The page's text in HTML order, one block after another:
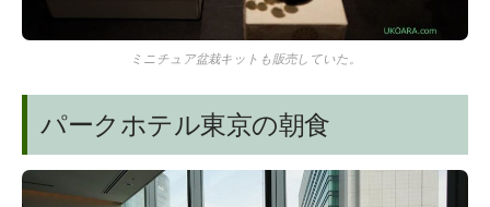
ミニチュア盆栽キットも販売していた。
パークホテル東京の朝食